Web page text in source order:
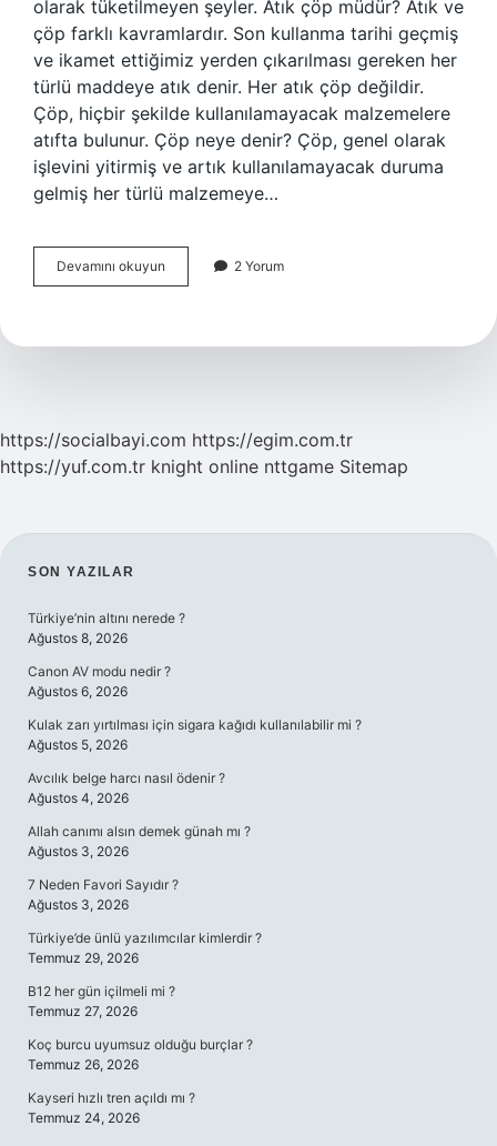
olarak tüketilmeyen şeyler. Atık çöp müdür? Atık ve
çöp farklı kavramlardır. Son kullanma tarihi geçmiş
ve ikamet ettiğimiz yerden çıkarılması gereken her
türlü maddeye atık denir. Her atık çöp değildir.
Çöp, hiçbir şekilde kullanılamayacak malzemelere
atıfta bulunur. Çöp neye denir? Çöp, genel olarak
işlevini yitirmiş ve artık kullanılamayacak duruma
gelmiş her türlü malzemeye…
Devamını okuyun
Ile
Şey
2 Yorum
https://socialbayi.com https://egim.com.tr
https://yuf.com.tr knight online nttgame Sitemap
SIDEBAR
SON YAZILAR
Türkiye’nin altını nerede ?
Ağustos 8, 2026
Canon AV modu nedir ?
Ağustos 6, 2026
Kulak zarı yırtılması için sigara kağıdı kullanılabilir mi ?
Ağustos 5, 2026
Avcılık belge harcı nasıl ödenir ?
Ağustos 4, 2026
Allah canımı alsın demek günah mı ?
Ağustos 3, 2026
7 Neden Favori Sayıdır ?
Ağustos 3, 2026
Türkiye’de ünlü yazılımcılar kimlerdir ?
Temmuz 29, 2026
B12 her gün içilmeli mi ?
Temmuz 27, 2026
Koç burcu uyumsuz olduğu burçlar ?
Temmuz 26, 2026
Kayseri hızlı tren açıldı mı ?
Temmuz 24, 2026